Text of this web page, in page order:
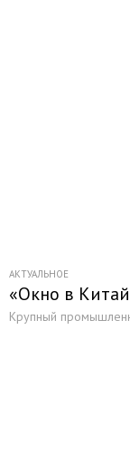
АКТУАЛЬНОЕ
«Окно в
Крупный